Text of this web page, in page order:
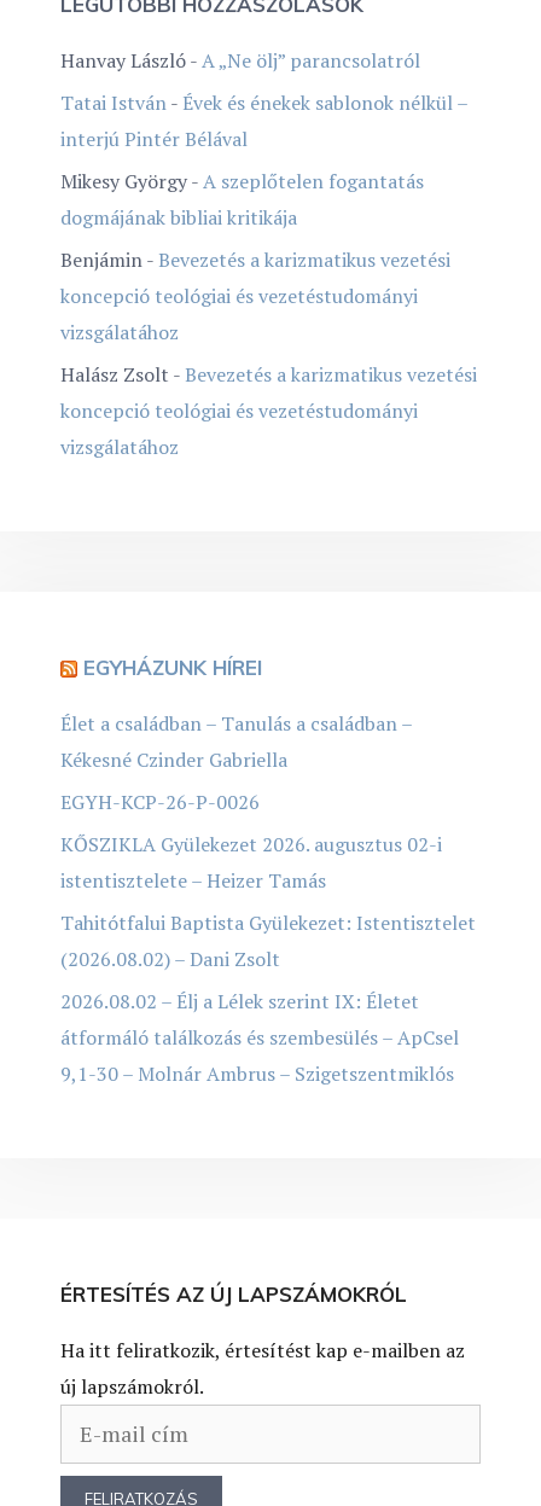
Hanvay László-A „Ne ölj” parancsolatról
Tatai István- Évek és énekek sablonok nélkül –
interjú Pintér Bélával
Mikesy György-A szeplőtelen fogantatás
dogmájának bibliai kritikája
Benjámin-Bevezetés a karizmatikus vezetési
koncepció teológiai és vezetéstudományi
vizsgálatához
Halász Zsolt -Bevezetés a karizmatikus vezetési
koncepció teológiai és vezetéstudományi
vizsgálatához
EGYHÁZUNK HÍREI
Élet a családban – Tanulás a családban –
Kékesné Czinder Gabriella
EGYH-KCP-26-P-0026
KŐSZIKLA Gyülekezet 2026. augusztus 02-i
istentisztelete – Heizer Tamás
Tahitótfalui Baptista Gyülekezet: Istentisztelet
(2026.08.02) – Dani Zsolt
2026.08.02 – Élj a Lélek szerint IX: Életet
átformáló találkozás és szembesülés – ApCsel
9,1-30 – Molnár Ambrus – Szigetszentmiklós
ÉRTESÍTÉS AZ ÚJ LAPSZÁMOKRÓL
Ha itt feliratkozik, értesítést kap e-mailben az
új lapszámokról.